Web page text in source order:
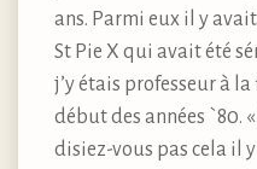
ans. Parmi eux il y
St Pie X qui avait été
j’y étais professeur à
début des années `80.
disiez-vous pas cela il